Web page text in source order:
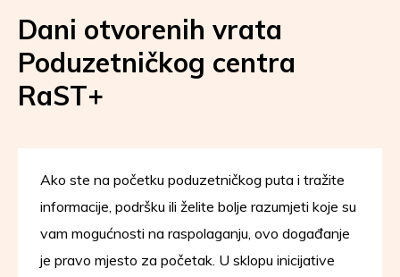
Dani otvorenih vrata
Poduzetničkog centra
RaST+
Ako ste na početku poduzetničkog puta i tražite
informacije, podršku ili želite bolje razumjeti koje su
vam mogućnosti na raspolaganju, ovo događanje
je pravo mjesto za početak. U sklopu inicijative